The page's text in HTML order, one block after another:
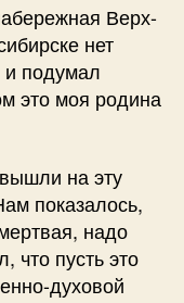
Верх-
нет
и подумал
это моя родина
на эту
показалось,
надо
что пусть это
духовой